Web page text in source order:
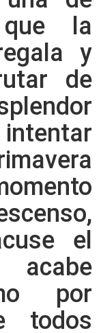
la
y
de
el
por
todos